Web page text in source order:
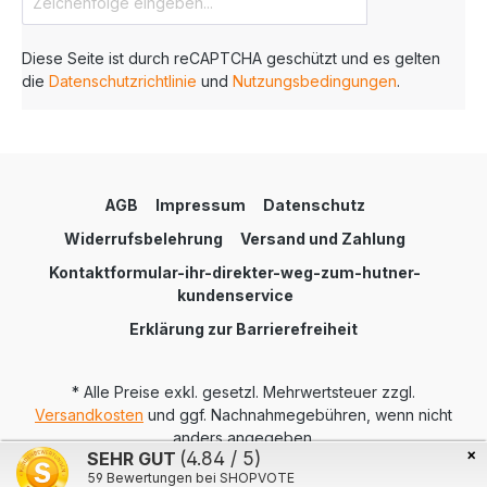
Kontaktieren Sie uns einfach und profitieren Sie
Personal.
Diese Seite ist durch reCAPTCHA geschützt und es gelten
die Datenschutzrichtlinie und Nutzungsbedingungen.
AGB Impressum
Datenschutz
Widerrufsbelehrung
Versand und Zahlung
Kontaktformular-ihr-direkter-weg-zum-hutner-
kundenservice
Erklärung zur Barrierefreiheit
* Alle Preise exkl. gesetzl. Mehrwertsteuer zzgl.
Versandkosten und ggf. Nachnahmegebühren, wenn nicht
anders angegeben.
Realisiert mit Shopware
×
SEHR GUT (4.84 / 5)
59 Bewertungen bei SHOPVOTE